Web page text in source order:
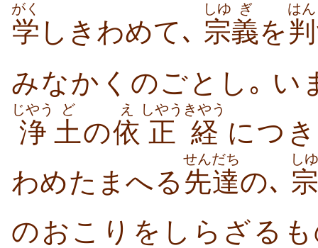
学
がく
しきわめて､ 宗
しゆ
義
ぎ
を判
はん
みなかくのごとし｡ い
浄
じやう
土
ど
の依
え
正
しやう
経
きやう
につ
わめたまへる 先達
せんだち
の､ 宗
しゆ
のおこりをしらざる